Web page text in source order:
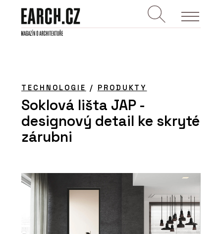
TECHNOLOGIE / PRODUKTY
Soklová lišta JAP -
designový detail ke skryté
zárubni